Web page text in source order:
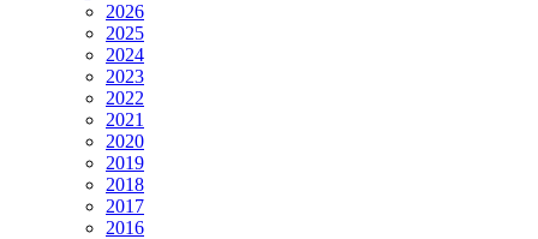
2026
2025
2024
2023
2022
2021
2020
2019
2018
2017
2016